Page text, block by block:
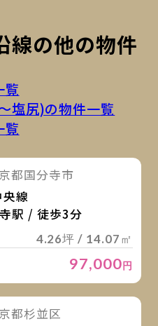
線の他の物件
覧
塩尻)の物件一覧
覧
見る
都国分寺市
線
駅 / 徒歩3分
4.26坪 / 14.07㎡
97,000円
見る
都杉並区